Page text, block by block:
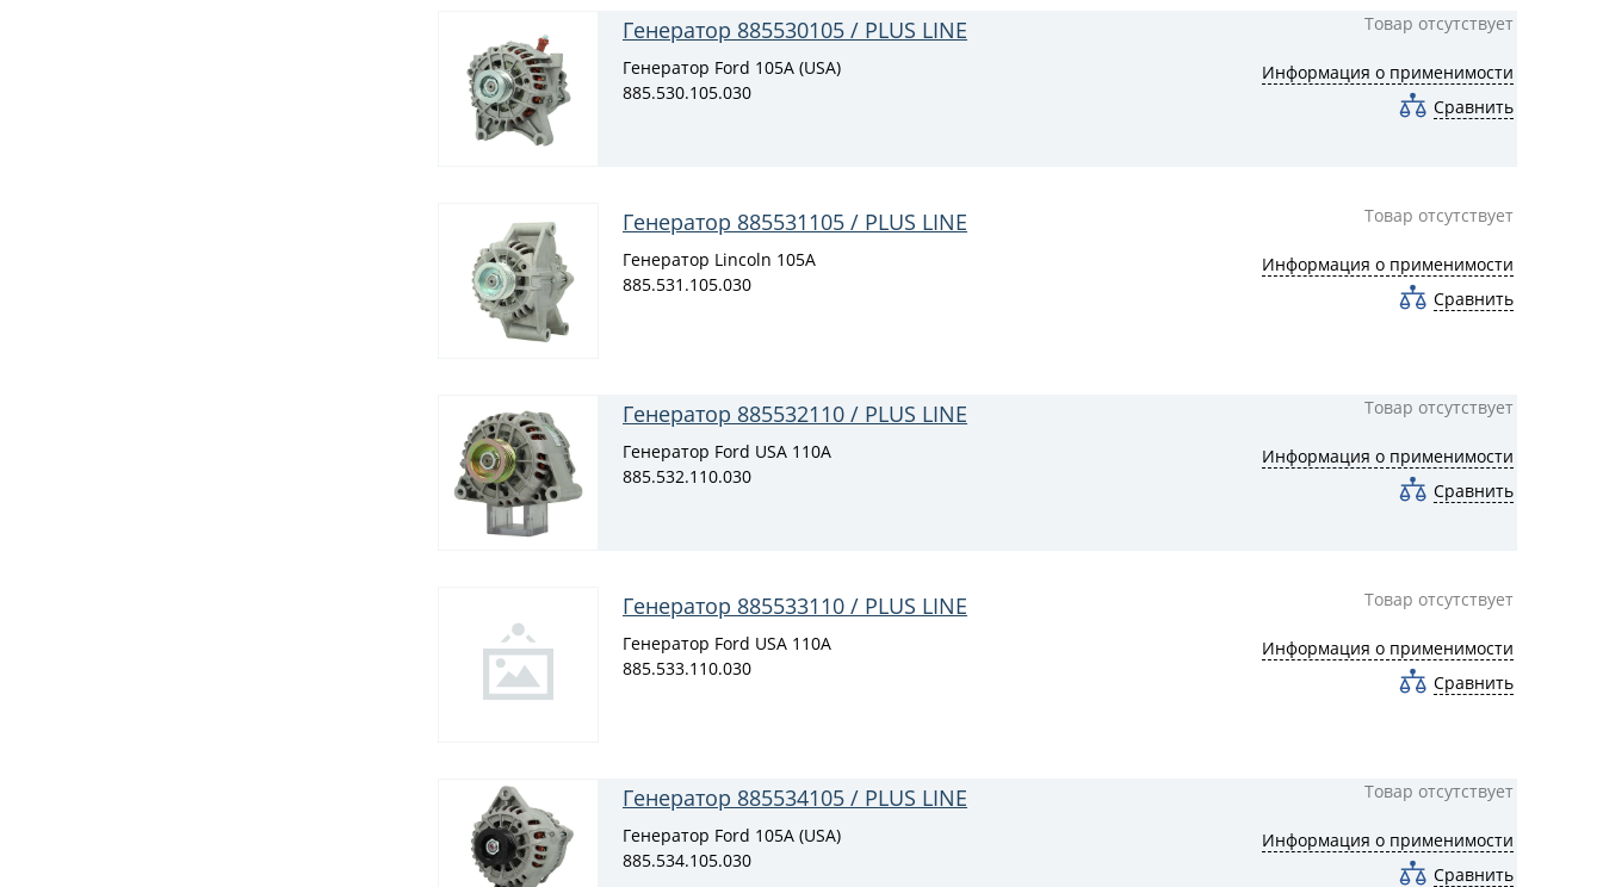
Генератор 885530105 / PLUS LINE
Товар отсутствует
Генератор Ford 105A (USA)
885.530.105.030
Информация о применимости
Сравнить
Генератор 885531105 / PLUS LINE
Товар отсутствует
Генератор Lincoln 105A
885.531.105.030
Информация о применимости
Сравнить
Генератор 885532110 / PLUS LINE
Товар отсутствует
Генератор Ford USA 110A
885.532.110.030
Информация о применимости
Сравнить
Генератор 885533110 / PLUS LINE
Товар отсутствует
Генератор Ford USA 110A
885.533.110.030
Информация о применимости
Сравнить
Генератор 885534105 / PLUS LINE
Товар отсутствует
Генератор Ford 105A (USA)
885.534.105.030
Информация о применимости
Сравнить